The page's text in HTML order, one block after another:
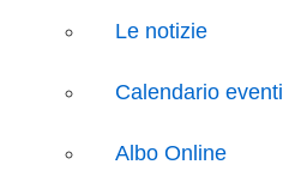
Le notizie
Calendario eventi
Albo Online